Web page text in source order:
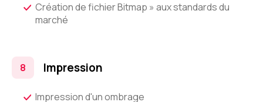
Création de fichier Bitmap » aux standards du
marché
Impression
Impression d'un ombrage